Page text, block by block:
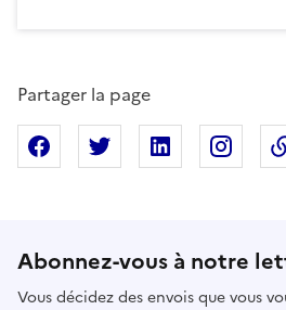
Partager la page
Partager sur Facebook
Partager sur X
Partager
Abonnez-vous à notre
Vous décidez des envois que vous